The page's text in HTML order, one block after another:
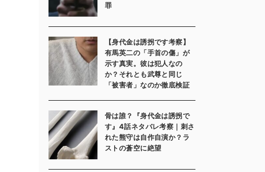
罪
【身代金は誘拐です考察】
有馬英二の「手首の傷」が
示す真実。彼は犯人なの
か？それとも武尊と同じ
「被害者」なのか徹底検証
骨は誰？『身代金は誘拐で
す』4話ネタバレ考察｜刺さ
れた熊守は自作自演か？ラ
ストの蒼空に絶望